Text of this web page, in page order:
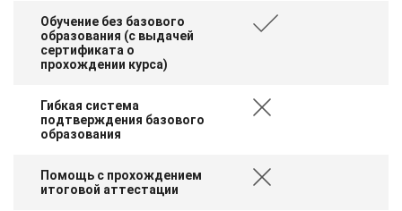
Обучение без базового
образования (с выдачей
сертификата о
прохождении курса)
Гибкая система
подтверждения базового
образования
Помощь с прохождением
итоговой аттестации